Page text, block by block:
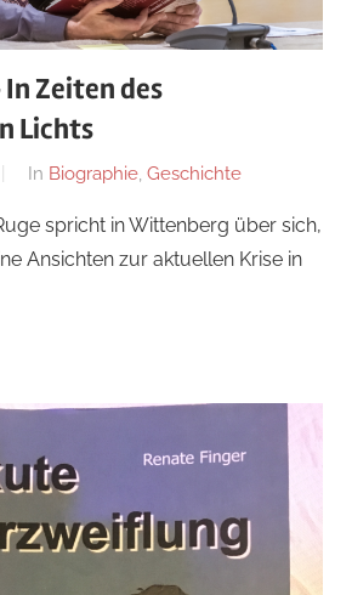
In Zeiten des
Lichts
Von
In Biographie, Geschichte
spricht in Wittenberg über sich,
Ansichten zur aktuellen Krise in